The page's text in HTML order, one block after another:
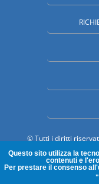
© Tutti i diritti
SpecialistiVoip.it è una
(MI) P.Iva :
Questo sito utilizza la
contenuti e
Per prestare il consenso